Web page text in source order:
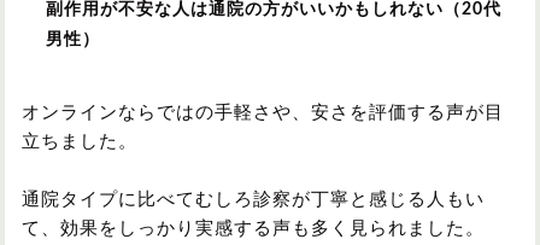
副作用が不安な人は通院の方がいいかもしれない（20代
男性）
オンラインならではの手軽さや、安さを評価する声が目
立ちました。
通院タイプに比べてむしろ診察が丁寧と感じる人もい
て、効果をしっかり実感する声も多く見られました。